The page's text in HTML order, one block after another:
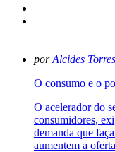
porAlcides Torres
O consumo e o
O acelerador do
consumidores,
demanda que
aumentem a